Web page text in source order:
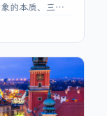
的本质、三大
法的重写与重
、wait/notify、
与 Java 语言特